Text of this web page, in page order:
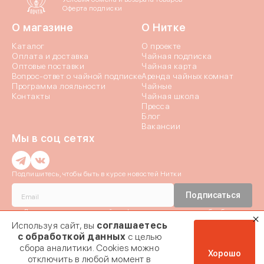
Используя сайт, вы соглашаетесь
с обработкой данных с целью
сбора аналитики. Cookies можно
отключить в любой момент в
Хорошо
Оферта подписки
О магазине
Каталог
Оплата и доставка
Оптовые поставки
Вопрос-ответ о чайной подписке
Программа лояльности
Контакты
О Нитке
О проекте
Чайная подписка
Чайная карта
Аренда чайных комнат
Чайные
Чайная школа
Пресса
Блог
Вакансии
Мы в соц сетях
Подпишитесь, чтобы быть в курсе новостей Нитки
Подписаться
Даю согласие cполитикой конфиденциальностии на обработку
Персональных данных
Даю согласие на получениепочтовой рассылки
Мы отправили
Если эта почта
03.02.2024
02.03.2024
Заявка на